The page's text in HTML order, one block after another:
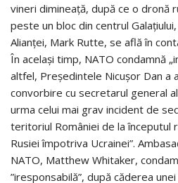
vineri dimineață, după ce o dronă
peste un bloc din centrul
Alianței, Mark Rutte, se află în
În același timp, NATO condamnă
altfel, Preşedintele Nicuşor Dan a
convorbire cu secretarul general
urma celui mai grav incident de
teritoriul României de la începutul
Rusiei împotriva Ucrainei”.
NATO, Matthew Whitaker,
”iresponsabilă”, după căderea